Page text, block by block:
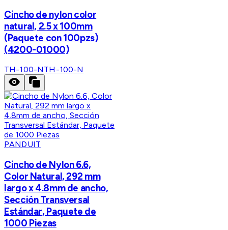
Cincho de nylon color
natural, 2.5 x 100mm
(Paquete con 100pzs)
(4200-01000)
TH-100-NTH-100-N
PANDUIT
Cincho de Nylon 6.6,
Color Natural, 292 mm
largo x 4.8mm de ancho,
Sección Transversal
Estándar, Paquete de
1000 Piezas